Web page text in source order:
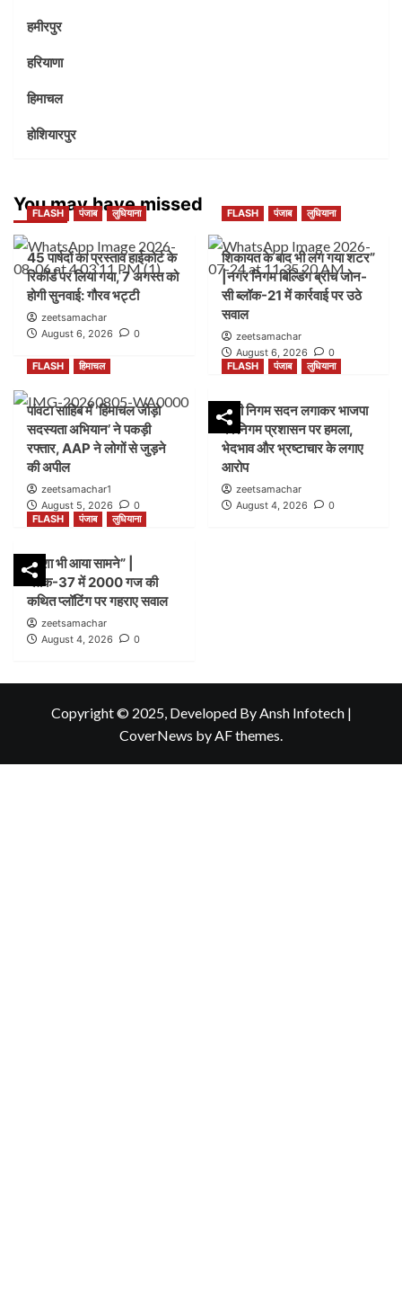
हमीरपुर
हरियाणा
हिमाचल
होशियारपुर
You may have missed
FLASH पंजाब लुधियाना
45 पार्षदों का प्रस्ताव हाईकोर्ट के
रिकॉर्ड पर लिया गया, 7 अगस्त को
होगी सुनवाई: गौरव भट्टी
zeetsamachar
August 6, 2026
0
FLASH पंजाब लुधियाना
शिकायत के बाद भी लग गया शटर”
|नगर निगम बिल्डिंग ब्रांच जोन-
सी ब्लॉक-21 में कार्रवाई पर उठे
सवाल
zeetsamachar
August 6, 2026
0
FLASH
हिमाचल
पांवटा साहिब में ‘हिमाचल जोड़ो
सदस्यता अभियान’ ने पकड़ी
रफ्तार, AAP ने लोगों से जुड़ने
की अपील
zeetsamachar1
August 5, 2026
0
FLASH पंजाब लुधियाना
डम्मी निगम सदन लगाकर भाजपा
का निगम प्रशासन पर हमला,
भेदभाव और भ्रष्टाचार के लगाए
आरोप
zeetsamachar
August 4, 2026
0
FLASH
पंजाब लुधियाना
नक्शा भी आया सामने” |
ब्लॉक-37 में 2000 गज की
कथित प्लॉटिंग पर गहराए सवाल
zeetsamachar
August 4, 2026
0
Copyright © 2025, Developed By Ansh Infotech |
CoverNews by AF themes.